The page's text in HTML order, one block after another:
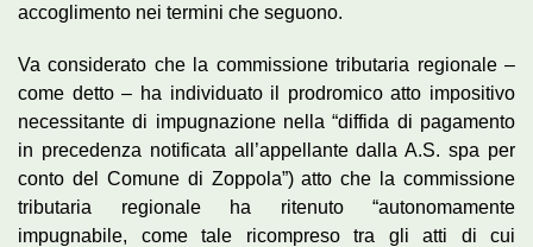
accoglimento nei termini che seguono.
Va considerato che la commissione tributaria regionale –
come detto – ha individuato il prodromico atto impositivo
necessitante di impugnazione nella “diffida di pagamento
in precedenza notificata all’appellante dalla A.S. spa per
conto del Comune di Zoppola”) atto che la commissione
tributaria regionale ha ritenuto “autonomamente
impugnabile, come tale ricompreso tra gli atti di cui